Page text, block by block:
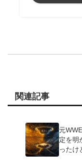
関連記事
元
定を明
ったけ